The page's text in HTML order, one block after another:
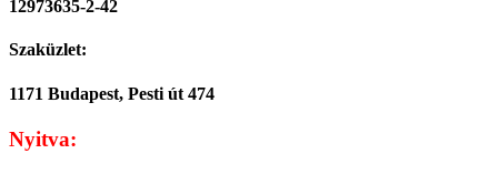
12973635-2-42
Szaküzlet:
1171 Budapest, Pesti út 474
Nyitva: